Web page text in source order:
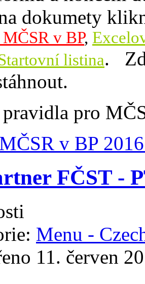
dokumety
v BP,
listina.
pro
v BP
FČST -
Menu -
11. červen